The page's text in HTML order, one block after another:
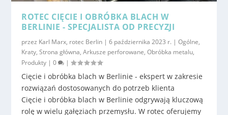
ROTEC CIĘCIE I OBRÓBKA BLACH W
BERLINIE - SPECJALISTA OD PRECYZJI
przez Karl Marx, rotec Berlin |6 października 2023 r. |Ogólne,
Kraty,Strona główna,Arkusze perforowane,Obróbka metalu,
Produkty |0 |
Cięcie i obróbka blach w Berlinie - ekspert w zakresie
rozwiązań dostosowanych do potrzeb klienta
Cięcie i obróbka blach w Berlinie odgrywają kluczową
rolę w wielu gałęziach przemysłu. W rotec oferujemy